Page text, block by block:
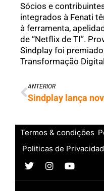
Sócios e
integrados à Fenati
à ferramenta,
de “Netflix de TI”.
Sindplay foi
Transformação
ANTERIOR
Termos & condições
Politicas de